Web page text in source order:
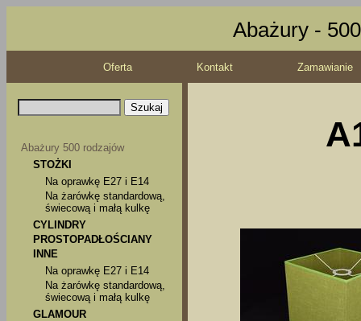
Abażury -
Oferta Kontakt Zamawianie
Abażury 500 rodzajów
STOŻKI
Na oprawkę E27 i E14
Na żarówkę standardową,
świecową i małą kulkę
CYLINDRY
PROSTOPADŁOŚCIANY
INNE
Na oprawkę E27 i E14
Na żarówkę standardową,
świecową i małą kulkę
GLAMOUR